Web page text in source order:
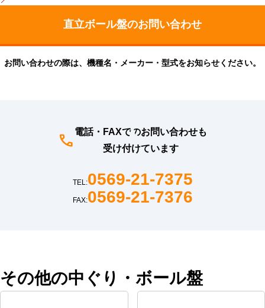
お問い合わせの際は、機種名・メーカー・型式をお知らせください。
電話・FAXでのお問い合わせも
受け付けています
TEL:0569-21-7375
FAX:0569-21-7376
その他の中ぐり・ボール盤